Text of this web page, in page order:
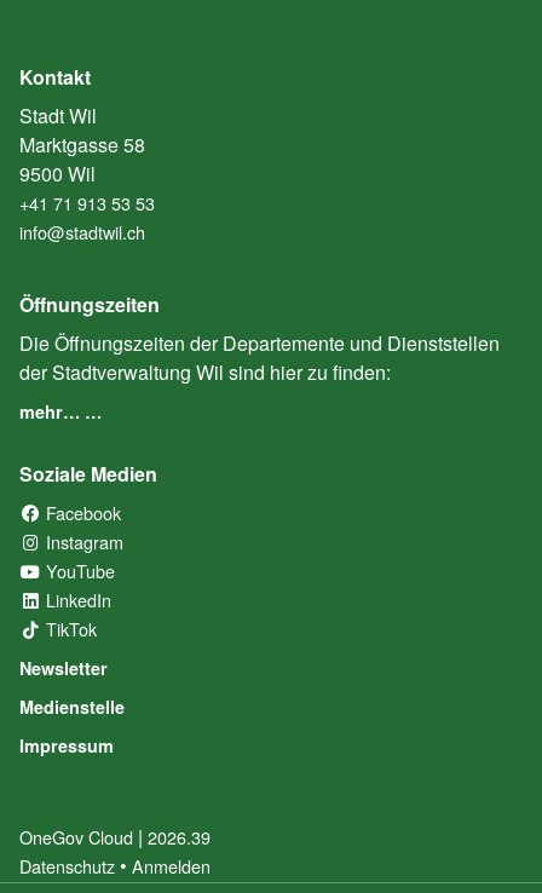
Kontakt
Stadt Wil
Marktgasse 58
9500 Wil
+41 71 913 53 53
info@stadtwil.ch
Öffnungszeiten
Die Öffnungszeiten der Departemente und Dienststellen
der Stadtverwaltung Wil sind hier zu finden:
mehr… …
Soziale Medien
Facebook
Instagram
YouTube
LinkedIn
TikTok
Newsletter
Medienstelle
Impressum
OneGov Cloud (External Link)
| 2026.39
Datenschutz (External Link)
Anmelden